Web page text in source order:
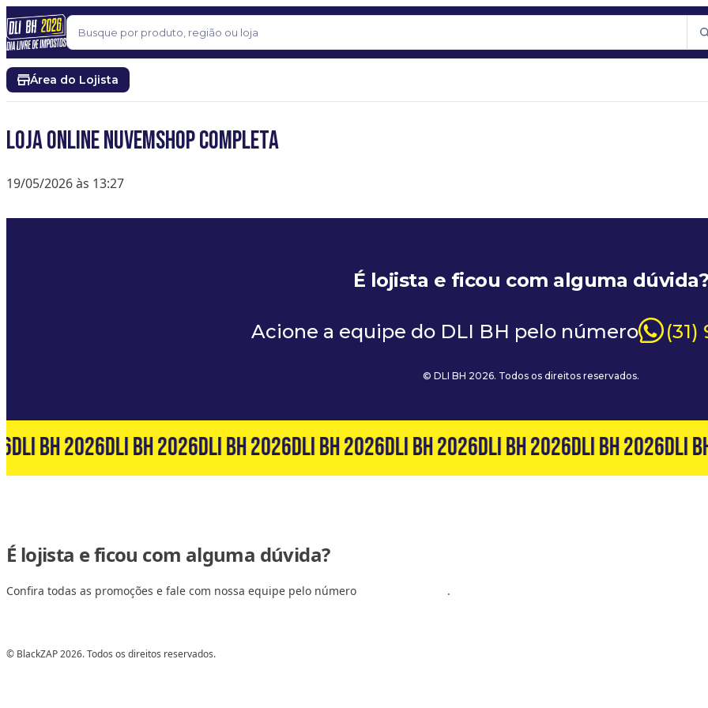
Pular para o conteúdo
Buscar
Área do Lojista
LOJA ONLINE NUVEMSHOP COMPLETA
19/05/2026 às 13:27
É lojista e ficou com alguma dúvida?
Acione a equipe do DLI BH pelo número (31)
© DLI BH 2026. Todos os direitos reservados.
DLI BH 2026DLI BH 2026DLI BH 2026DLI BH 2026DLI BH 2026DLI BH 2026DLI BH 2026DLI
É lojista e ficou com alguma dúvida?
Confira todas as promoções e fale com nossa equipe pelo número .
© BlackZAP 2026. Todos os direitos reservados.